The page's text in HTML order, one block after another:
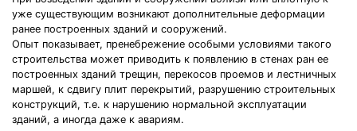
уже существующим возникают дополнительные деформации
ранее построенных зданий и сооружений.
Опыт показывает, пренебрежение особыми условиями такого
строительства может приводить к появлению в стенах ран ее
построенных зданий трещин, перекосов проемов и лестничных
маршей, к сдвигу плит перекрытий, разрушению строительных
конструкций, т.е. к нарушению нормальной эксплуатации
зданий, а иногда даже к авариям.